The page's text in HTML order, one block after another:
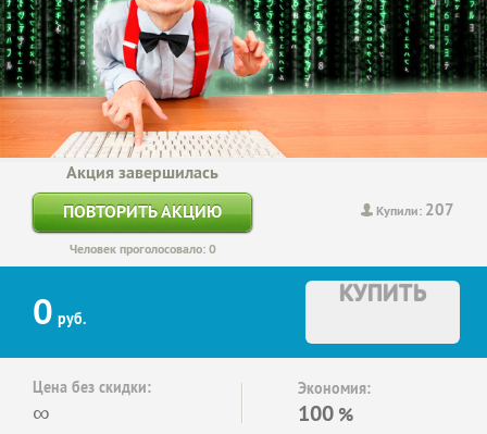
Купили: 207
Акция завершилась
ПОВТОРИТЬ АКЦИЮ
Человек проголосовало: 0
0 руб.
КУПИТЬ
Цена без скидки:
∞
Экономия:
100 %